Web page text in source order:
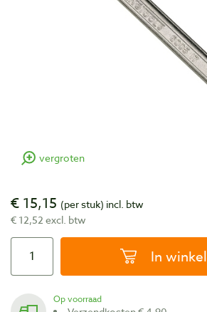
vergroten
€ 15,15 (per stuk) incl. btw
€ 12,52 excl. btw
In
Op voorraad